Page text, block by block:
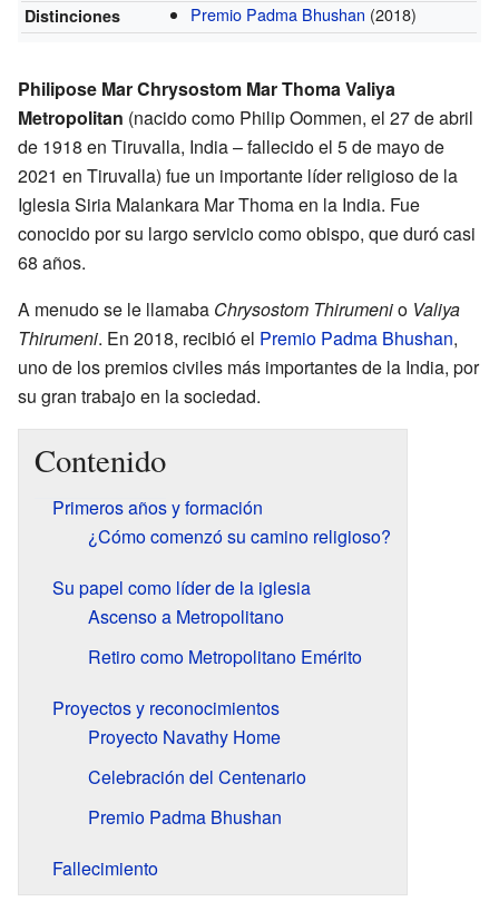
Distinciones Premio Padma Bhushan (2018)
Philipose Mar Chrysostom Mar Thoma Valiya
Metropolitan (nacido como Philip Oommen, el 27 de abril
de 1918 en Tiruvalla, India – fallecido el 5 de mayo de
2021 en Tiruvalla) fue un importante líder religioso de la
Iglesia Siria Malankara Mar Thoma en la India. Fue
conocido por su largo servicio como obispo, que duró casi
68 años.
A menudo se le llamaba Chrysostom Thirumenio Valiya
Thirumeni. En 2018, recibió el Premio Padma Bhushan,
uno de los premios civiles más importantes de la India, por
su gran trabajo en la sociedad.
Contenido
Primeros años y formación
¿Cómo comenzó su camino religioso?
Su papel como líder de la iglesia
Ascenso a Metropolitano
Retiro como Metropolitano Emérito
Proyectos y reconocimientos
Proyecto Navathy Home
Celebración del Centenario
Premio Padma Bhushan
Fallecimiento